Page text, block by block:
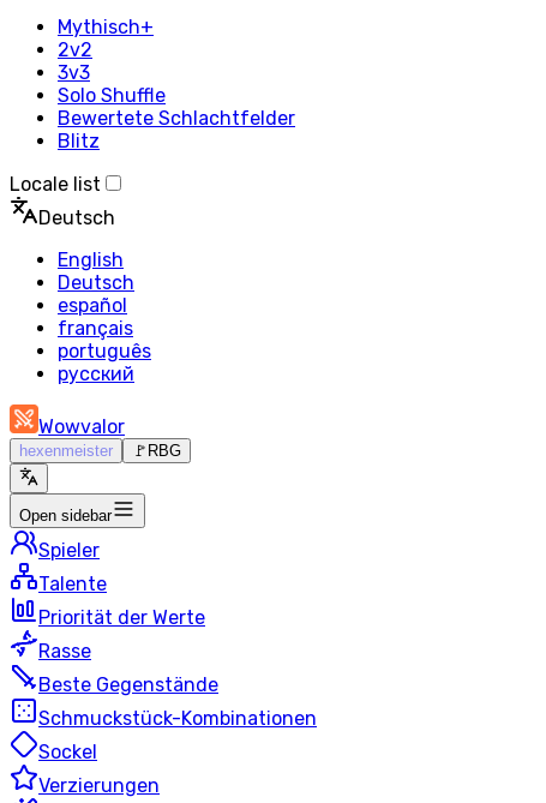
Mythisch+
2v2
3v3
Solo Shuffle
Bewertete Schlachtfelder
Blitz
Locale list
Deutsch
English
Deutsch
español
français
português
русский
Wowvalor
hexenmeister 🚩 RBG
Open sidebar
Spieler
Talente
Priorität der Werte
Rasse
Beste Gegenstände
Schmuckstück-Kombinationen
Sockel
Verzierungen